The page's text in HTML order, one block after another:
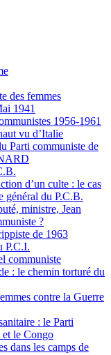
des femmes
1941
1956-1961
vu d’Italie
Parti communiste de
d’un culte : le cas
général du P.C.B.
ministre, Jean
?
de 1963
P.C.I.
communiste
: le chemin torturé du
contre la Guerre
: le Parti
le Congo
dans les camps de